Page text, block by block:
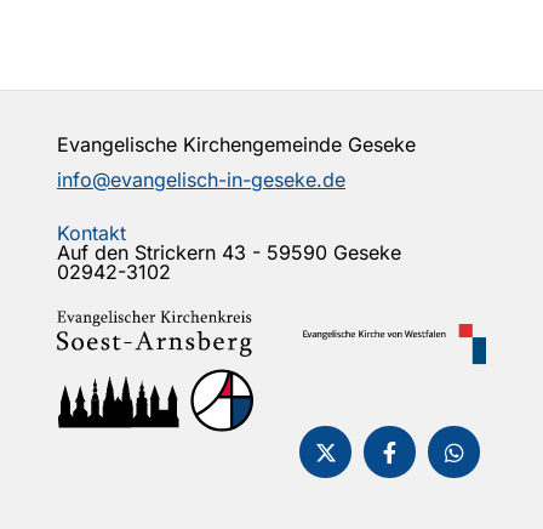
Evangelische Kirchengemeinde Geseke
info@evangelisch-in-geseke.de
Kontakt
Auf den Strickern 43 - 59590 Geseke
02942-3102